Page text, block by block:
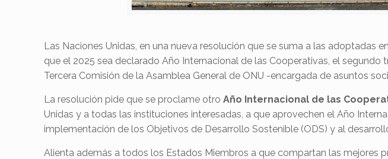
Las Naciones Unidas, en una nueva resolución que se suma a las
que el 2025 sea declarado Año Internacional de las Cooperativas, el
Tercera Comisión de la Asamblea General de ONU -encargada de asuntos
La resolución pide que se proclame otroAño Internacional de las
Unidas y a todas las instituciones interesadas, a que aprovechen el Año
implementación de los Objetivos de Desarrollo Sostenible (ODS) y al
Alienta además a todos los Estados Miembros a que compartan las mejores